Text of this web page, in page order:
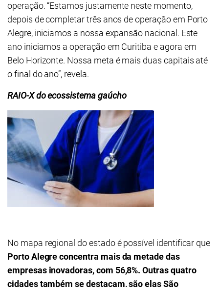
operação. “Estamos justamente neste momento,
depois de completar três anos de operação em Porto
Alegre, iniciamos a nossa expansão nacional. Este
ano iniciamos a operação em Curitiba e agora em
Belo Horizonte. Nossa meta é mais duas capitais até
o final do ano”, revela.
RAIO-X do ecossistema gaúcho
No mapa regional do estado é possível identificar que
Porto Alegre concentra mais da metade das
empresas inovadoras, com 56,8%. Outras quatro
cidades também se destacam, são elas São